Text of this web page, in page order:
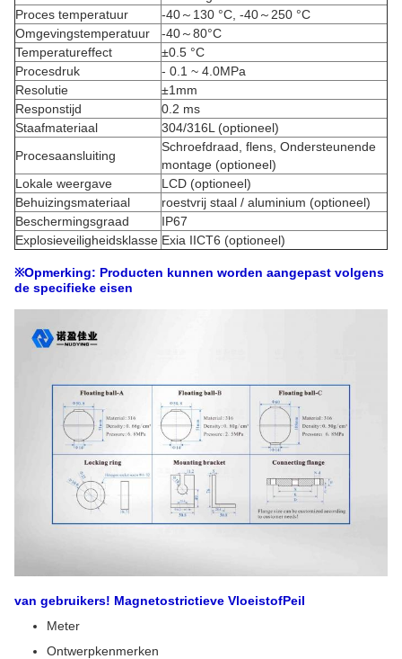
Proces temperatuur
-40～130 °C, -40～250 °C
Omgevingstemperatuur
-40～80°C
Temperatureffect
±0.5 °C
Procesdruk
- 0.1 ~ 4.0MPa
Resolutie
±1mm
Responstijd
0.2 ms
Staafmateriaal
304/316L (optioneel)
Procesaansluiting
Schroefdraad, flens, Ondersteunende
montage (optioneel)
Lokale weergave
LCD (optioneel)
Behuizingsmateriaal
roestvrij staal / aluminium (optioneel)
Beschermingsgraad
IP67
Explosieveiligheidsklasse Exia IICT6 (optioneel)
※Opmerking: Producten kunnen worden aangepast volgens
de specifieke eisen
van gebruikers! Magnetostrictieve VloeistofPeil
Meter
Ontwerpkenmerken